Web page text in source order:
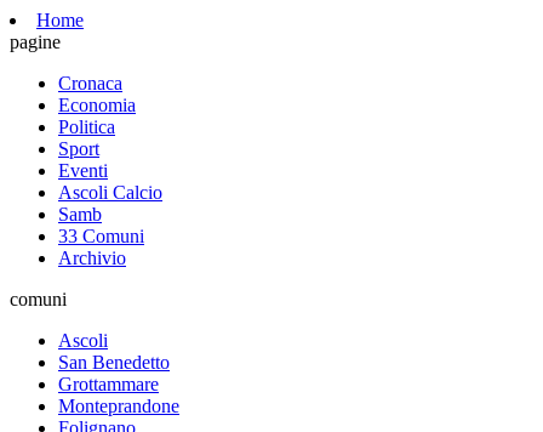
Home
pagine
Cronaca
Economia
Politica
Sport
Eventi
Ascoli Calcio
Samb
33 Comuni
Archivio
comuni
Ascoli
San Benedetto
Grottammare
Monteprandone
Folignano